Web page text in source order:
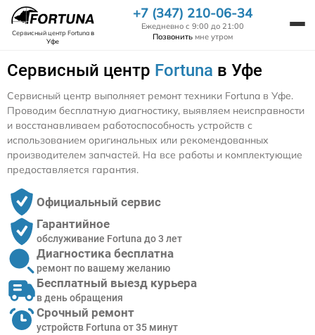
Сервисный центр Fortunaв
Уфе
+7 (347) 210-06-34
Ежедневно с 9:00 до 21:00
Позвонить мне утром
Сервисный центр Fortuna в Уфе
Сервисный центр выполняет ремонт техники Fortuna в Уфе.
Проводим бесплатную диагностику, выявляем неисправности
и восстанавливаем работоспособность устройств с
использованием оригинальных или рекомендованных
производителем запчастей. На все работы и комплектующие
предоставляется гарантия.
Официальный сервис
Гарантийное
обслуживание Fortuna до 3 лет
Диагностика бесплатна
ремонт по вашему желанию
Бесплатный выезд курьера
в день обращения
Срочный ремонт
устройств Fortuna от 35 минут